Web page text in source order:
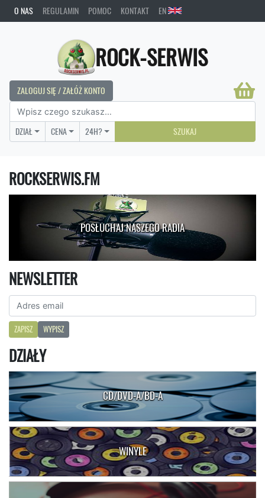
O NAS REGULAMIN POMOC KONTAKT EN
ROCK-SERWIS
ZALOGUJ SIĘ / ZAŁÓŻ KONTO
DZIAŁ CENA 24H? SZUKAJ
ROCKSERWIS.FM
POSŁUCHAJ NASZEGO RADIA
NEWSLETTER
ZAPISZ WYPISZ
DZIAŁY
CD/DVD-A/BD-A
WINYLE